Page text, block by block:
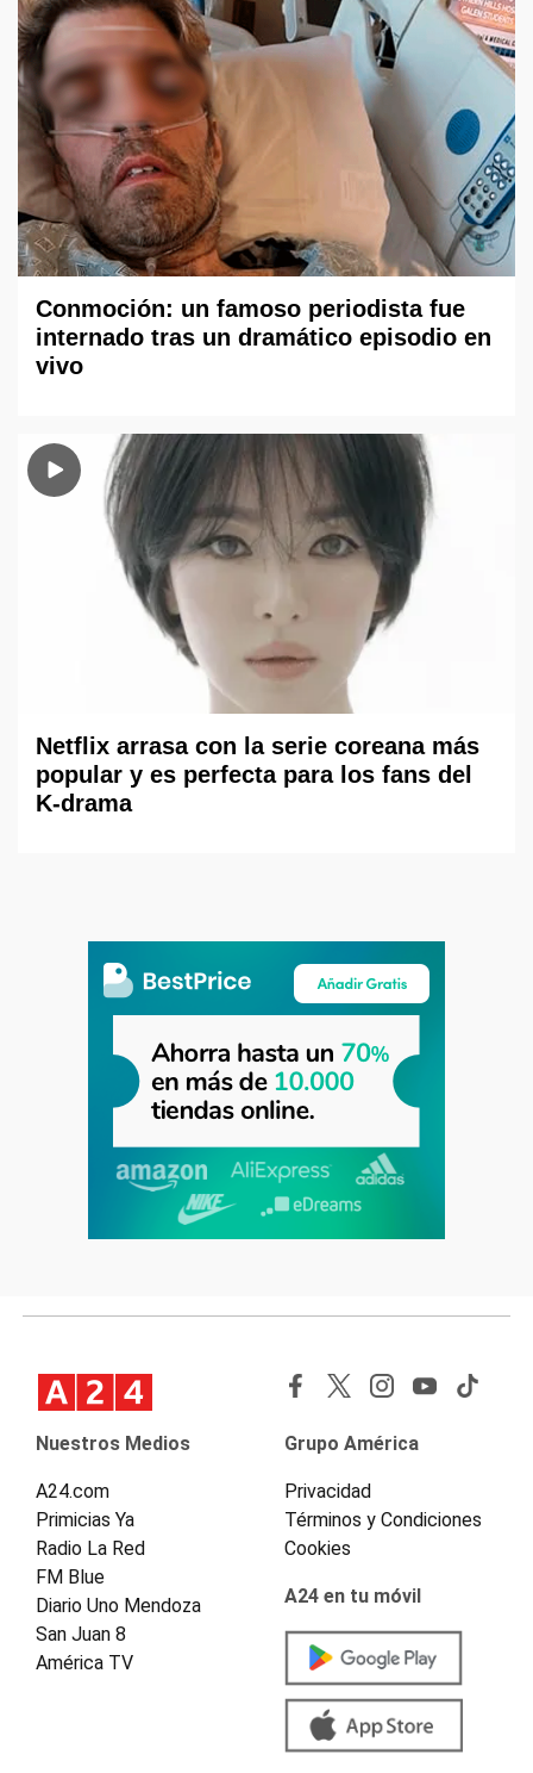
Conmoción: un famoso periodista fue
internado tras un dramático episodio en
vivo
Netflix arrasa con la serie coreana más
popular y es perfecta para los fans del
K-drama
Nuestros Medios
A24.com
Primicias Ya
Radio La Red
FM Blue
Diario Uno Mendoza
San Juan 8
América TV
Grupo América
Privacidad
Términos y Condiciones
Cookies
A24 en tu móvil